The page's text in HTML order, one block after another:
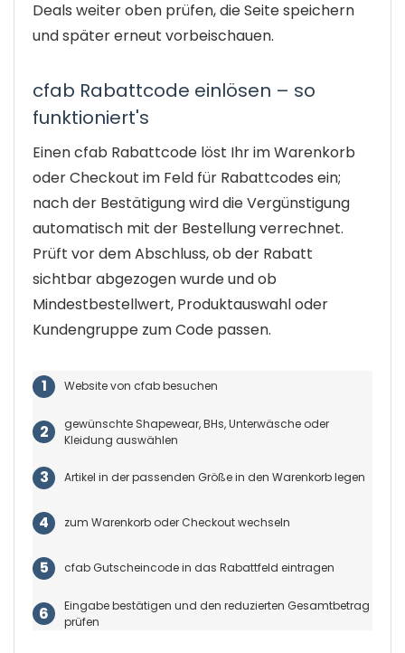
Deals weiter oben prüfen, die Seite speichern
und später erneut vorbeischauen.
cfab Rabattcode einlösen – so
funktioniert's
Einen cfab Rabattcode löst Ihr im Warenkorb
oder Checkout im Feld für Rabattcodes ein;
nach der Bestätigung wird die Vergünstigung
automatisch mit der Bestellung verrechnet.
Prüft vor dem Abschluss, ob der Rabatt
sichtbar abgezogen wurde und ob
Mindestbestellwert, Produktauswahl oder
Kundengruppe zum Code passen.
Website von cfab besuchen
gewünschte Shapewear, BHs, Unterwäsche oder
Kleidung auswählen
Artikel in der passenden Größe in den Warenkorb legen
zum Warenkorb oder Checkout wechseln
cfab Gutscheincode in das Rabattfeld eintragen
Eingabe bestätigen und den reduzierten Gesamtbetrag
prüfen